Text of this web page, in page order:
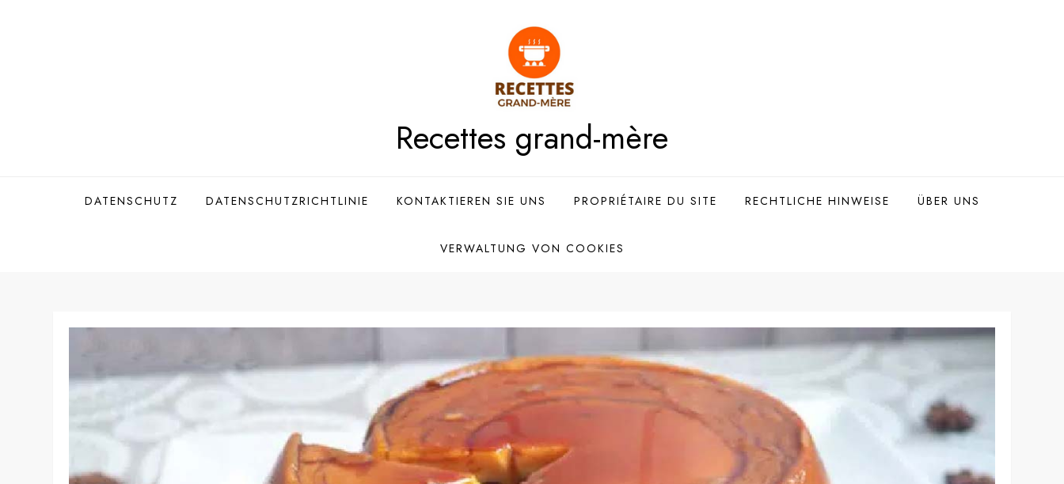
Recettes grand-mère
DATENSCHUTZ DATENSCHUTZRICHTLINIE KONTAKTIEREN SIE UNS PROPRIÉTAIRE DU SITE RECHTLICHE HINWEISE ÜBER UNS
VERWALTUNG VON COOKIES